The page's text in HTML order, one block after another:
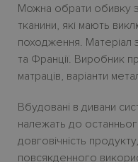
Можна обрати обивку
тканини, які мають
походження. Матеріал
та Франції. Виробник
матраців, варіанти
Вбудовані в дивани
належать до
довговічність
повсякденного